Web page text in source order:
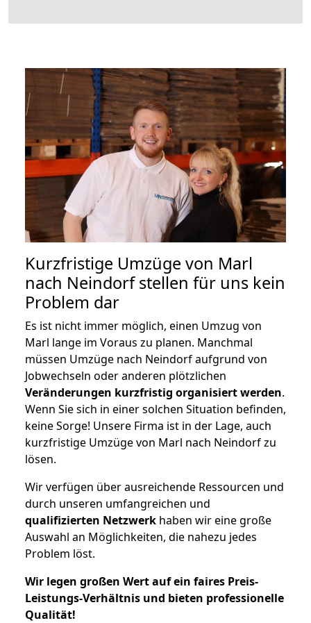
Kurzfristige Umzüge von Marl
nach Neindorf stellen für uns kein
Problem dar
Es ist nicht immer möglich, einen Umzug von
Marl lange im Voraus zu planen. Manchmal
müssen Umzüge nach Neindorf aufgrund von
Jobwechseln oder anderen plötzlichen
Veränderungen kurzfristig organisiert werden.
Wenn Sie sich in einer solchen Situation befinden,
keine Sorge! Unsere Firma ist in der Lage, auch
kurzfristige Umzüge von Marl nach Neindorf zu
lösen.
Wir verfügen über ausreichende Ressourcen und
durch unseren umfangreichen und
qualifizierten Netzwerk haben wir eine große
Auswahl an Möglichkeiten, die nahezu jedes
Problem löst.
Wir legen großen Wert auf ein faires Preis-
Leistungs-Verhältnis und bieten professionelle
Qualität!